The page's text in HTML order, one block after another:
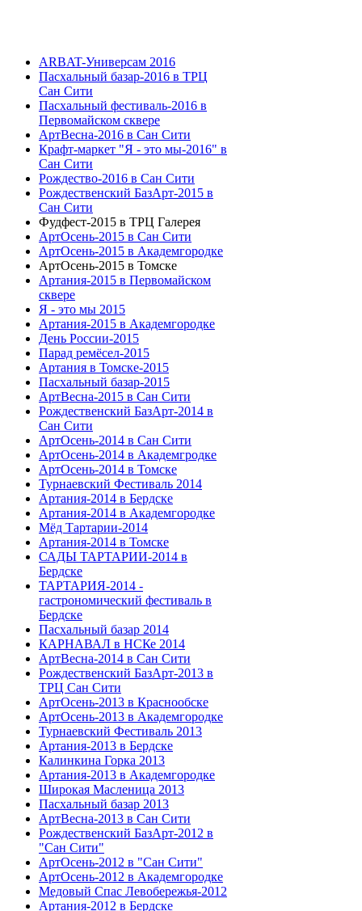
ARBAT-Универсам 2016
Пасхальный базар-2016 в ТРЦ
Сан Сити
Пасхальный фестиваль-2016 в
Первомайском сквере
АртВесна-2016 в Сан Сити
Крафт-маркет "Я - это мы-2016" в
Сан Сити
Рождество-2016 в Сан Сити
Рождественский БазАрт-2015 в
Сан Сити
Фудфест-2015 в ТРЦ Галерея
АртОсень-2015 в Сан Сити
АртОсень-2015 в Академгородке
АртОсень-2015 в Томске
Артания-2015 в Первомайском
сквере
Я - это мы 2015
Артания-2015 в Академгородке
День России-2015
Парад ремёсел-2015
Артания в Томске-2015
Пасхальный базар-2015
АртВесна-2015 в Сан Сити
Рождественский БазАрт-2014 в
Сан Сити
АртОсень-2014 в Сан Сити
АртОсень-2014 в Академгродке
АртОсень-2014 в Томске
Турнаевский Фестиваль 2014
Артания-2014 в Бердске
Артания-2014 в Академгородке
Мёд Тартарии-2014
Артания-2014 в Томске
САДЫ ТАРТАРИИ-2014 в
Бердске
ТАРТАРИЯ-2014 -
гастрономический фестиваль в
Бердске
Пасхальный базар 2014
КАРНАВАЛ в НСКе 2014
АртВесна-2014 в Сан Сити
Рождественский БазАрт-2013 в
ТРЦ Сан Сити
АртОсень-2013 в Краснообске
АртОсень-2013 в Академгородке
Турнаевский Фестиваль 2013
Артания-2013 в Бердске
Калинкина Горка 2013
Артания-2013 в Академгородке
Широкая Масленица 2013
Пасхальный базар 2013
АртВесна-2013 в Сан Сити
Рождественский БазАрт-2012 в
"Сан Сити"
АртОсень-2012 в "Сан Сити"
АртОсень-2012 в Академгородке
Медовый Спас Левобережья-2012
Артания-2012 в Бердске